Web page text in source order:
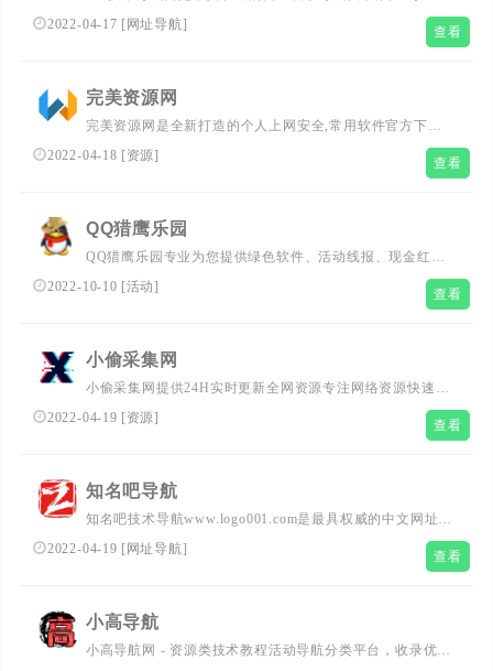
航,qq技术导航,上网导航,汇集最优秀的网站及资源。及时收
录影视,音乐,小说,论坛,游戏等分类的网址和内容,让您的网
2022-04-17 [网址导航] 查看
完美资源网
完美资源网是全新打造的个人上网安全,常用软件官方下载,
办公软件及软件编程开发等其它应用软件最安全的软件下载
站点,西西游戏网是集合大型单机游戏,模拟器游戏,游戏修改
2022-04-18 [资源] 查看
QQ猎鹰乐园
QQ猎鹰乐园专业为您提供绿色软件、活动线报、现金红
包、网站源码等!想要了解更多,我爱辅助网,吾爱破解论
坛,QQ技术资源网,赚客吧线报网的详情,请多多关注我们。
2022-10-10 [活动] 查看
小偷采集网
小偷采集网提供24H实时更新全网资源专注网络资源快速收
集和查询。努力打造为全国网络爱好者提供优志服务的平
2022-04-19 [资源] 查看
知名吧导航
知名吧技术导航www.logo001.com是最具权威的中文网址导
航,技术导航,上网导航,汇集最优秀的网站及资源。及时收录
影视,音乐,小说,论坛,游戏等分类的网址和内容,让您的网络
2022-04-19 [ 网址导航] 查看
小高导航
小高导航网 - 资源类技术教程活动导航分类平台，收录优志